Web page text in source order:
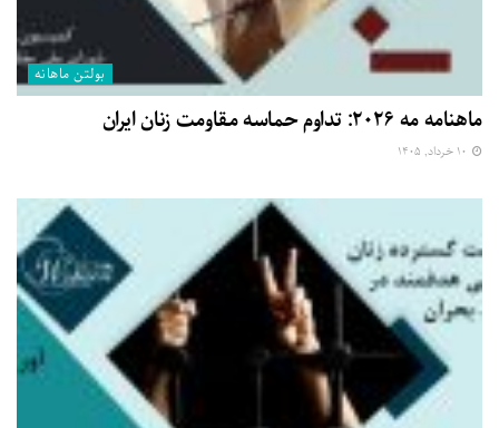
بولتن ماهانه
ماهنامه مه ۲۰۲۶: تداوم حماسه مقاومت زنان ایران